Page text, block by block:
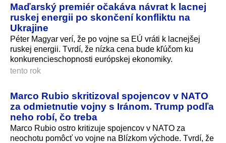
Maďarský premiér očakáva návrat k lacnej
ruskej energii po skončení konfliktu na
Ukrajine
Péter Magyar verí, že po vojne sa EÚ vráti k lacnejšej
ruskej energii. Tvrdí, že nízka cena bude kľúčom ku
konkurencieschop­nosti európskej ekonomiky.
tento rok
Marco Rubio skritizoval spojencov v NATO
za odmietnutie vojny s Iránom. Trump podľa
neho robí, čo treba
Marco Rubio ostro kritizuje spojencov v NATO za
neochotu pomôcť vo vojne na Blízkom východe. Tvrdí, že